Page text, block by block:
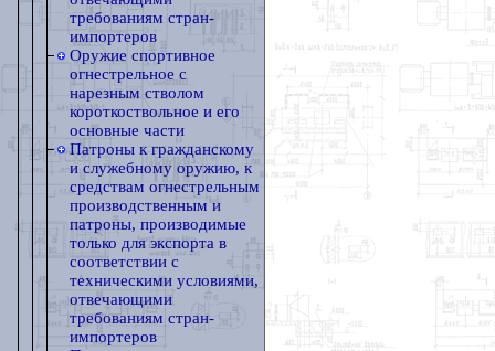
требованиям стран-
импортеров
Оружие спортивное
огнестрельное с
нарезным стволом
короткоствольное и его
основные части
Патроны к гражданскому
и служебному оружию, к
средствам огнестрельным
производственным и
патроны, производимые
только для экспорта в
соответствии с
техническими условиями,
отвечающими
требованиям стран-
импортеров